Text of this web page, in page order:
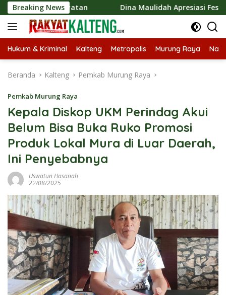
Langsung
ke
konten
Breaking News Dina Maulidah Apresiasi Festival Jajanan
Hukum & Kriminal Kalteng Metropolis Murung Raya
Beranda Kalteng Pemkab Murung Raya
Pemkab Murung Raya
Kepala Diskop UKM Perindag Akui
Belum Bisa Buka Ruko Promosi
Produk Lokal Mura di Luar Daerah,
Ini Penyebabnya
Uswatun Hasanah
22/08/2025